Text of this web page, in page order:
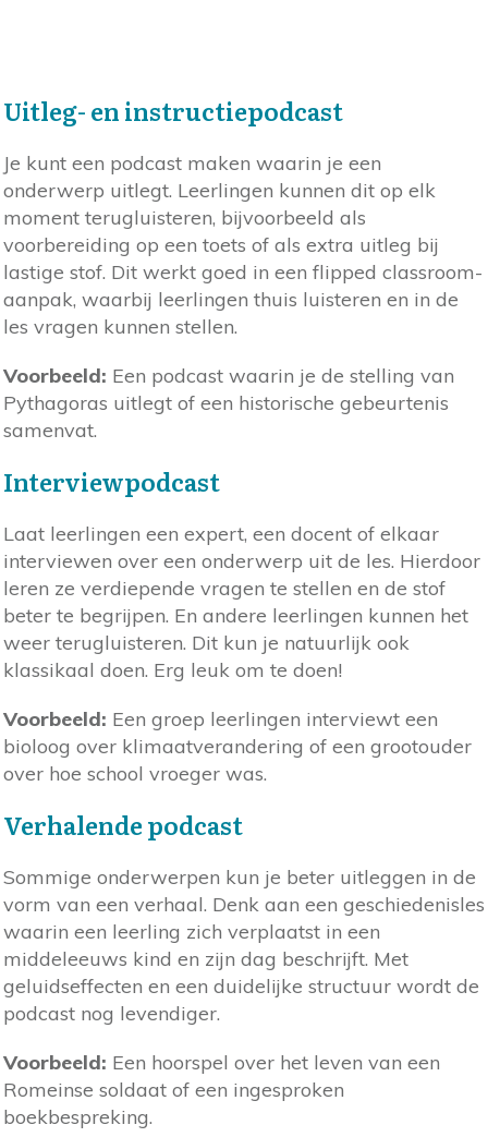
Uitleg- en instructiepodcast
Je kunt een podcast maken waarin je een
onderwerp uitlegt. Leerlingen kunnen dit op elk
moment terugluisteren, bijvoorbeeld als
voorbereiding op een toets of als extra uitleg bij
lastige stof. Dit werkt goed in een flipped classroom-
aanpak, waarbij leerlingen thuis luisteren en in de
les vragen kunnen stellen.
Voorbeeld: Een podcast waarin je de stelling van
Pythagoras uitlegt of een historische gebeurtenis
samenvat.
Interviewpodcast
Laat leerlingen een expert, een docent of elkaar
interviewen over een onderwerp uit de les. Hierdoor
leren ze verdiepende vragen te stellen en de stof
beter te begrijpen. En andere leerlingen kunnen het
weer terugluisteren. Dit kun je natuurlijk ook
klassikaal doen. Erg leuk om te doen!
Voorbeeld: Een groep leerlingen interviewt een
bioloog over klimaatverandering of een grootouder
over hoe school vroeger was.
Verhalende podcast
Sommige onderwerpen kun je beter uitleggen in de
vorm van een verhaal. Denk aan een geschiedenisles
waarin een leerling zich verplaatst in een
middeleeuws kind en zijn dag beschrijft. Met
geluidseffecten en een duidelijke structuur wordt de
podcast nog levendiger.
Voorbeeld: Een hoorspel over het leven van een
Romeinse soldaat of een ingesproken
boekbespreking.